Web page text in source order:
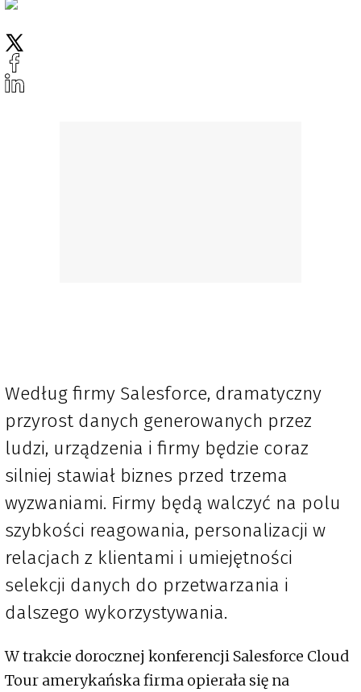
Według firmy Salesforce, dramatyczny
przyrost danych generowanych przez
ludzi, urządzenia i firmy będzie coraz
silniej stawiał biznes przed trzema
wyzwaniami. Firmy będą walczyć na polu
szybkości reagowania, personalizacji w
relacjach z klientami i umiejętności
selekcji danych do przetwarzania i
dalszego wykorzystywania.
W trakcie dorocznej konferencji Salesforce Cloud
Tour amerykańska firma opierała się na